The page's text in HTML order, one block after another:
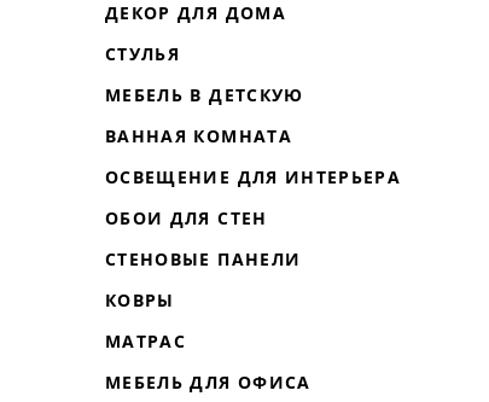
ДЕКОР ДЛЯ ДОМА
СТУЛЬЯ
МЕБЕЛЬ В ДЕТСКУЮ
ВАННАЯ КОМНАТА
ОСВЕЩЕНИЕ ДЛЯ ИНТЕРЬЕРА
ОБОИ ДЛЯ СТЕН
СТЕНОВЫЕ ПАНЕЛИ
КОВРЫ
МАТРАС
МЕБЕЛЬ ДЛЯ ОФИСА